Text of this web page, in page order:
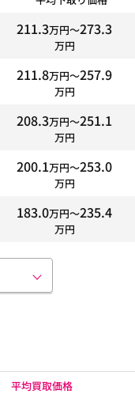
211.3万円〜273.3
万円
211.8万円〜257.9
万円
208.3万円〜251.1
万円
200.1万円〜253.0
万円
183.0万円〜235.4
万円
平均買取価格